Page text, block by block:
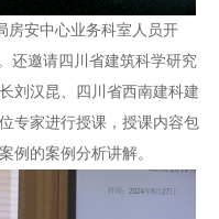
房安中心业务科室人员开
还邀请四川省建筑科学研究
刘汉昆、四川省西南建科建
专家进行授课，授课内容包
例的案例分析讲解。